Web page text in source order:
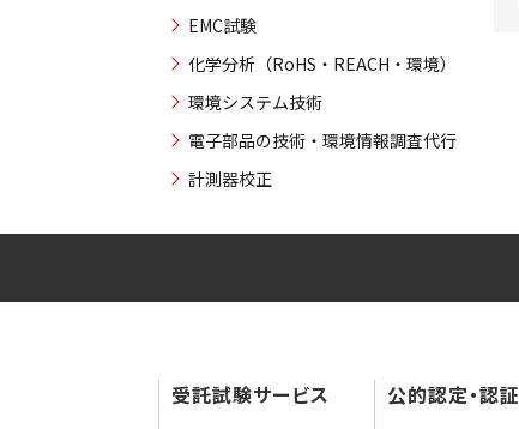
EMC試験
化学分析（RoHS・REACH・環境）
環境システム技術
電子部品の技術・環境情報調査代行
計測器校正
受託試験サービス 公的認定・認証